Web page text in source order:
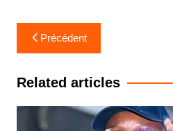
Navigation
de
l’article
Précédent
Related articles